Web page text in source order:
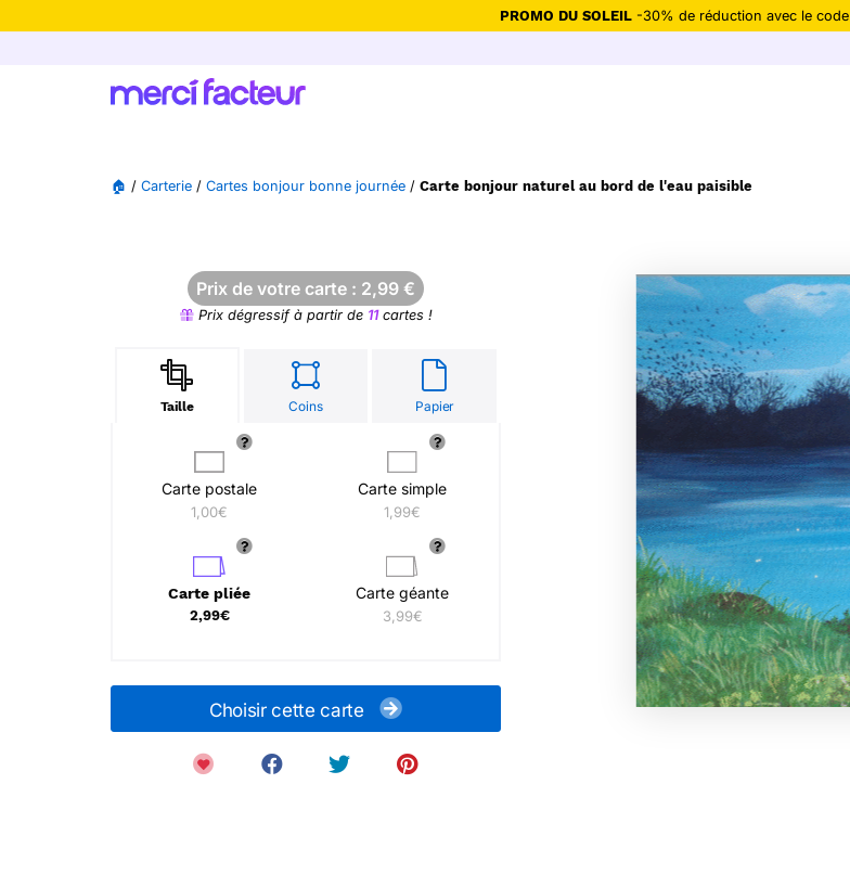
PROMO DU SOLEIL-30% de réduction avec le code
Ne plus afficher
🏠 / Carterie / Cartes bonjour bonne journée / Carte bonjour naturel au bord de l'eau paisible
Prix de votre carte : 2,99 €
Prix dégressif à partir de 11cartes !
Taille Coins Papier
Carte postale
1,00€
Carte simple
1,99€
Carte pliée
2,99€
Carte géante
3,99€
Choisir cette carte